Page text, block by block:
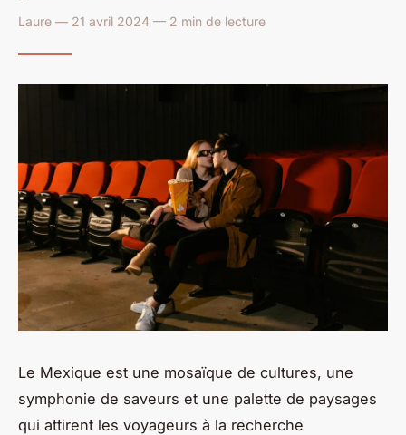
Laure — 21 avril 2024 — 2 min de lecture
Le Mexique est une mosaïque de cultures, une
symphonie de saveurs et une palette de paysages
qui attirent les voyageurs à la recherche